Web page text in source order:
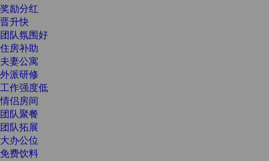
奖励分红
晋升快
团队氛围好
住房补助
夫妻公寓
外派研修
工作强度低
情侣房间
团队聚餐
团队拓展
大办公位
免费饮料